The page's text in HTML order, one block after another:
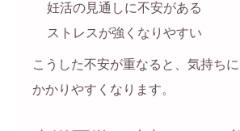
妊活の見通しに不安がある
ストレスが強くなりやすい
こうした不安が重なると、気持ち
かかりやすくなります。